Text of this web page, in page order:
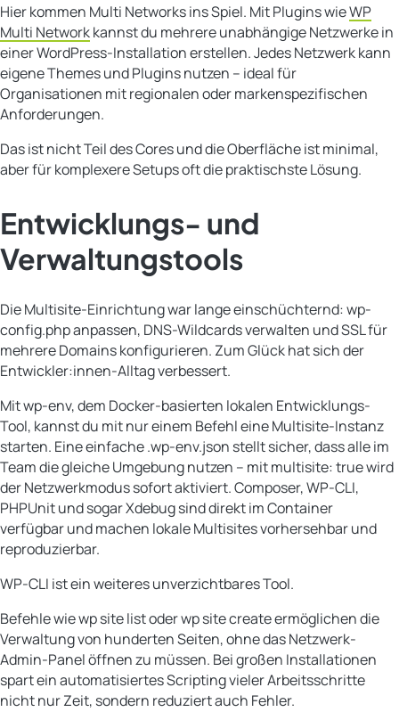
Hier kommen Multi Networks ins Spiel. Mit Plugins wieWP
Multi Networkkannst du mehrere unabhängige Netzwerke in
einer WordPress-Installation erstellen. Jedes Netzwerk kann
eigene Themes und Plugins nutzen – ideal für
Organisationen mit regionalen oder markenspezifischen
Anforderungen.
Das ist nicht Teil des Cores und die Oberfläche ist minimal,
aber für komplexere Setups oft die praktischste Lösung.
Entwicklungs- und
Verwaltungstools
Die Multisite-Einrichtung war lange einschüchternd: wp-
config.php anpassen, DNS-Wildcards verwalten und SSL für
mehrere Domains konfigurieren. Zum Glück hat sich der
Entwickler:innen-Alltag verbessert.
Mit wp-env, dem Docker-basierten lokalen Entwicklungs-
Tool, kannst du mit nur einem Befehl eine Multisite-Instanz
starten. Eine einfache .wp-env.json stellt sicher, dass alle im
Team die gleiche Umgebung nutzen – mit multisite: true wird
der Netzwerkmodus sofort aktiviert. Composer, WP-CLI,
PHPUnit und sogar Xdebug sind direkt im Container
verfügbar und machen lokale Multisites vorhersehbar und
reproduzierbar.
WP-CLI ist ein weiteres unverzichtbares Tool.
Befehle wie wp site list oder wp site create ermöglichen die
Verwaltung von hunderten Seiten, ohne das Netzwerk-
Admin-Panel öffnen zu müssen. Bei großen Installationen
spart ein automatisiertes Scripting vieler Arbeitsschritte
nicht nur Zeit, sondern reduziert auch Fehler.